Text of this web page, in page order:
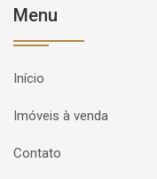
Menu
Início
Imóveis à venda
Contato